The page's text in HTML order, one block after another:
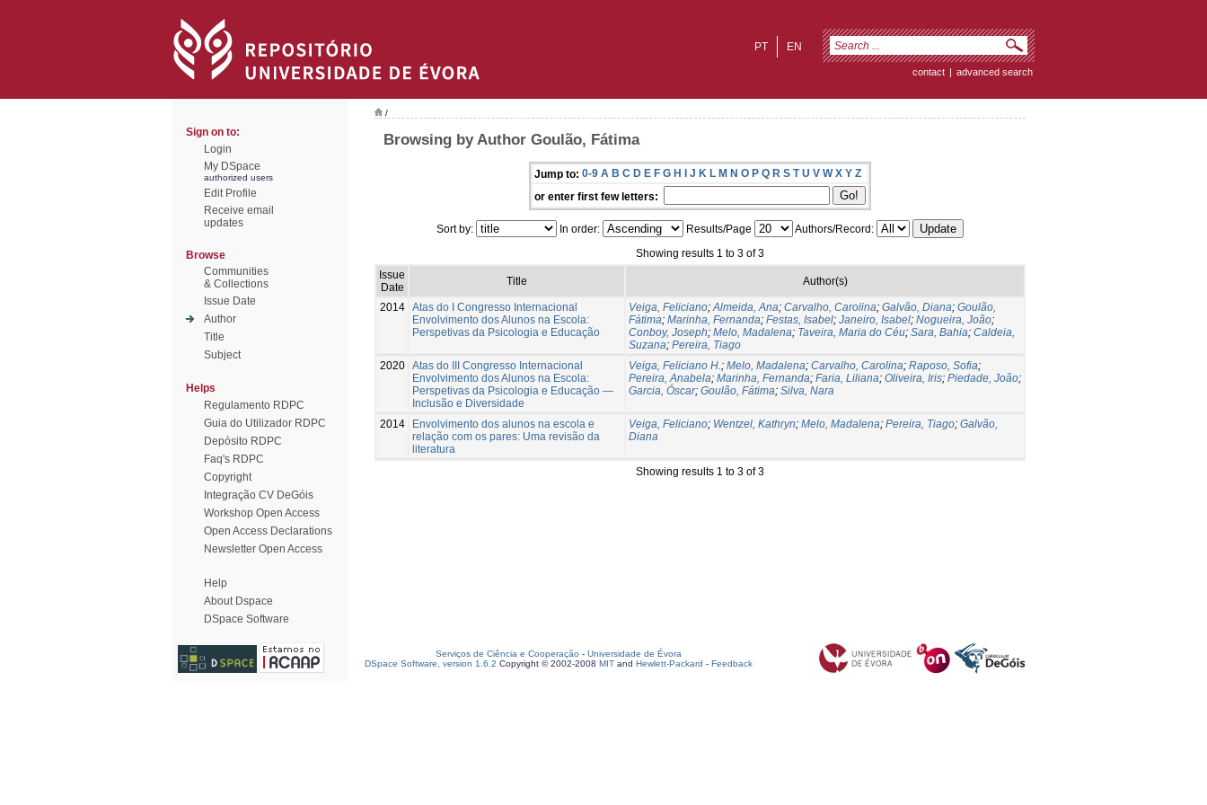
EN
PT
contact | advanced search
Sign on to:
Login
My DSpace
authorized users
Edit Profile
Receive email
updates
Browse
Communities
& Collections
Issue Date
Author
Title
Subject
Helps
Regulamento RDPC
Guia do Utilizador RDPC
Depósito RDPC
Faq's RDPC
Copyright
Integração CV DeGóis
Workshop Open Access
Open Access Declarations
Newsletter Open Access
Help
About Dspace
DSpace Software
/
Browsing by Author Goulão, Fátima
Jump to: 0-9 A B C D E F G H I J K L M N O P Q R S T U V W X Y Z
or enter first few letters:
Sort by: In order: Results/Page
Authors/Record:
Showing results 1 to 3 of 3
Issue
Date
Title Author(s)
2014 Atas do I Congresso Internacional
Envolvimento dos Alunos na Escola:
Perspetivas da Psicologia e Educação
Veiga, Feliciano;Almeida, Ana; Carvalho, Carolina; Galvão, Diana; Goulão,
Fátima; Marinha, Fernanda; Festas, Isabel; Janeiro, Isabel; Nogueira, João;
Conboy, Joseph; Melo, Madalena; Taveira, Maria do Céu; Sara, Bahia; Caldeia,
Suzana; Pereira, Tiago
2020 Atas do III Congresso Internacional
Envolvimento dos Alunos na Escola:
Perspetivas da Psicologia e Educação —
Inclusão e Diversidade
Veiga, Feliciano H.; Melo, Madalena; Carvalho, Carolina; Raposo, Sofia;
Pereira, Anabela; Marinha, Fernanda; Faria, Liliana; Oliveira, Iris; Piedade, João;
Garcia, Óscar; Goulão, Fátima; Silva, Nara
2014
Envolvimento dos alunos na escola e
relação com os pares: Uma revisão da
literatura
Veiga, Feliciano; Wentzel, Kathryn; Melo, Madalena; Pereira, Tiago; Galvão,
Diana
Showing results 1 to 3 of 3
Serviços de Ciência e Cooperação - Universidade de Évora
DSpace Software, version 1.6.2 Copyright © 2002-2008 MIT and Hewlett-Packard - Feedback